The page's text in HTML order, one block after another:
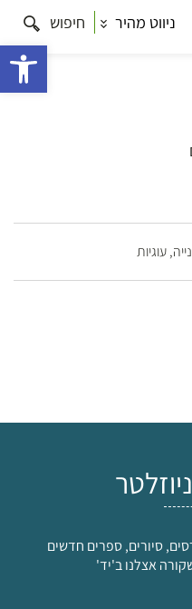
ניווט מהיר חיפוש
עוגיות
סיורים, ספרים חדשים
אצלנו ב'יד'